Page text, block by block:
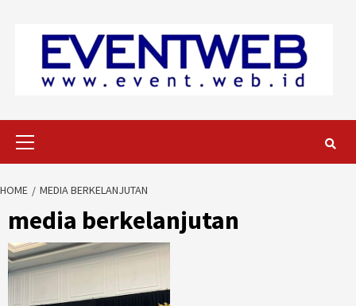
HOME MEDIA BERKELANJUTAN
media berkelanjutan